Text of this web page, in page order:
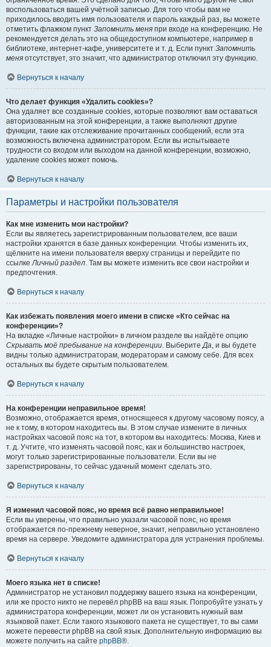
воспользоваться вашей учётной записью. Для того чтобы вам не
приходилось вводить имя пользователя и пароль каждый раз, вы можете
отметить флажком пункт Запомнить меня при входе на конференцию. Не
рекомендуется делать это на общедоступном компьютере, например в
библиотеке, интернет-кафе, университете и т. д. Если пункт Запомнить
меня отсутствует, это значит, что администратор отключил эту функцию.
Вернуться к началу
Что делает функция «Удалить cookies»?
Она удаляет все созданные cookies, которые позволяют вам оставаться
авторизованным на этой конференции, а также выполняют другие
функции, такие как отслеживание прочитанных сообщений, если эта
возможность включена администратором. Если вы испытываете
трудности со входом или выходом на данной конференции, возможно,
удаление cookies может помочь.
Вернуться к началу
Параметры и настройки пользователя
Как мне изменить мои настройки?
Если вы являетесь зарегистрированным пользователем, все ваши
настройки хранятся в базе данных конференции. Чтобы изменить их,
щёлкните на имени пользователя вверху страницы и перейдите по
ссылкеЛичный раздел. Там вы можете изменить все свои настройки и
предпочтения.
Вернуться к началу
Как избежать появления моего имени в списке «Кто сейчас на
конференции»?
На вкладке «Личные настройки» в личном разделе вы найдёте опцию
Скрывать моё пребывание на конференции. ВыберитеДа, и вы будете
видны только администраторам, модераторам и самому себе. Для всех
остальных вы будете скрытым пользователем.
Вернуться к началу
На конференции неправильное время!
Возможно, отображается время, относящееся к другому часовому поясу, а
не к тому, в котором находитесь вы. В этом случае измените в личных
настройках часовой пояс на тот, в котором вы находитесь: Москва, Киев и
т. д. Учтите, что изменять часовой пояс, как и большинство настроек,
могут только зарегистрированные пользователи. Если вы не
зарегистрированы, то сейчас удачный момент сделать это.
Вернуться к началу
Я изменил часовой пояс, но время всё равно неправильное!
Если вы уверены, что правильно указали часовой пояс, но время
отображается по-прежнему неверное, значит, неправильно установлено
время на сервере. Уведомите администратора для устранения проблемы.
Вернуться к началу
Моего языка нет в списке!
Администратор не установил поддержку вашего языка на конференции,
или же просто никто не перевёл phpBB на ваш язык. Попробуйте узнать у
администратора конференции, может ли он установить нужный вам
языковой пакет. Если такого языкового пакета не существует, то вы сами
можете перевести phpBB на свой язык. Дополнительную информацию вы
можете получить на сайте phpBB®.